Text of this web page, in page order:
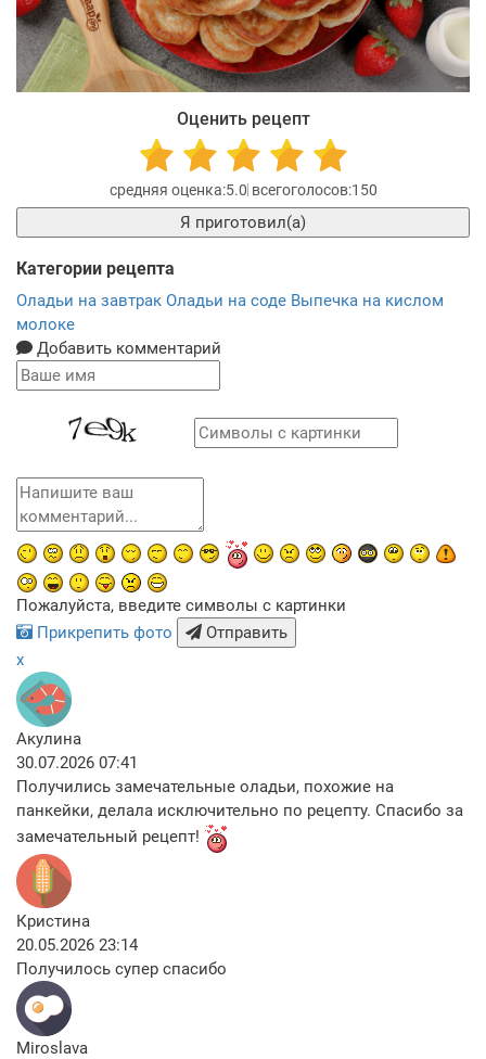
Оценить рецепт
5.0 150
Я приготовил(а)
Категории рецепта
Оладьи на завтрак Оладьи на соде Выпечка на кислом
молоке
Добавить комментарий
Пожалуйста, введите символы с картинки
Прикрепить фото
Отправить
x
Акулина
30.07.2026 07:41
Получились замечательные оладьи, похожие на
панкейки, делала исключительно по рецепту. Спасибо за
замечательный рецепт!
Кристина
20.05.2026 23:14
Получилось супер спасибо
Miroslava